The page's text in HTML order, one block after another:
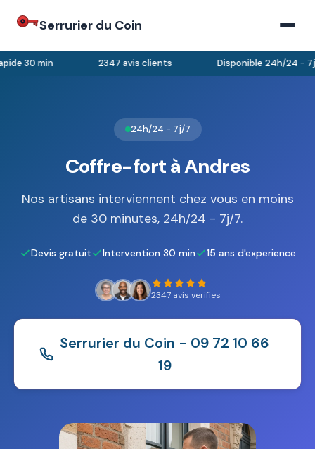
Serrurier du Coin
30 min 2347 avis clients Disponible 24h/24 - 7j/
24h/24 - 7j/7
Coffre-fort à Andres
Nos artisans interviennent chez vous en moins
de 30 minutes, 24h/24 - 7j/7.
Devis gratuit Intervention 30 min 15 ans d'experience
2347 avis verifies
Serrurier du Coin - 09 72 10 66
19